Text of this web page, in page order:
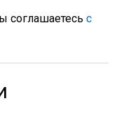
соглашаетесь с